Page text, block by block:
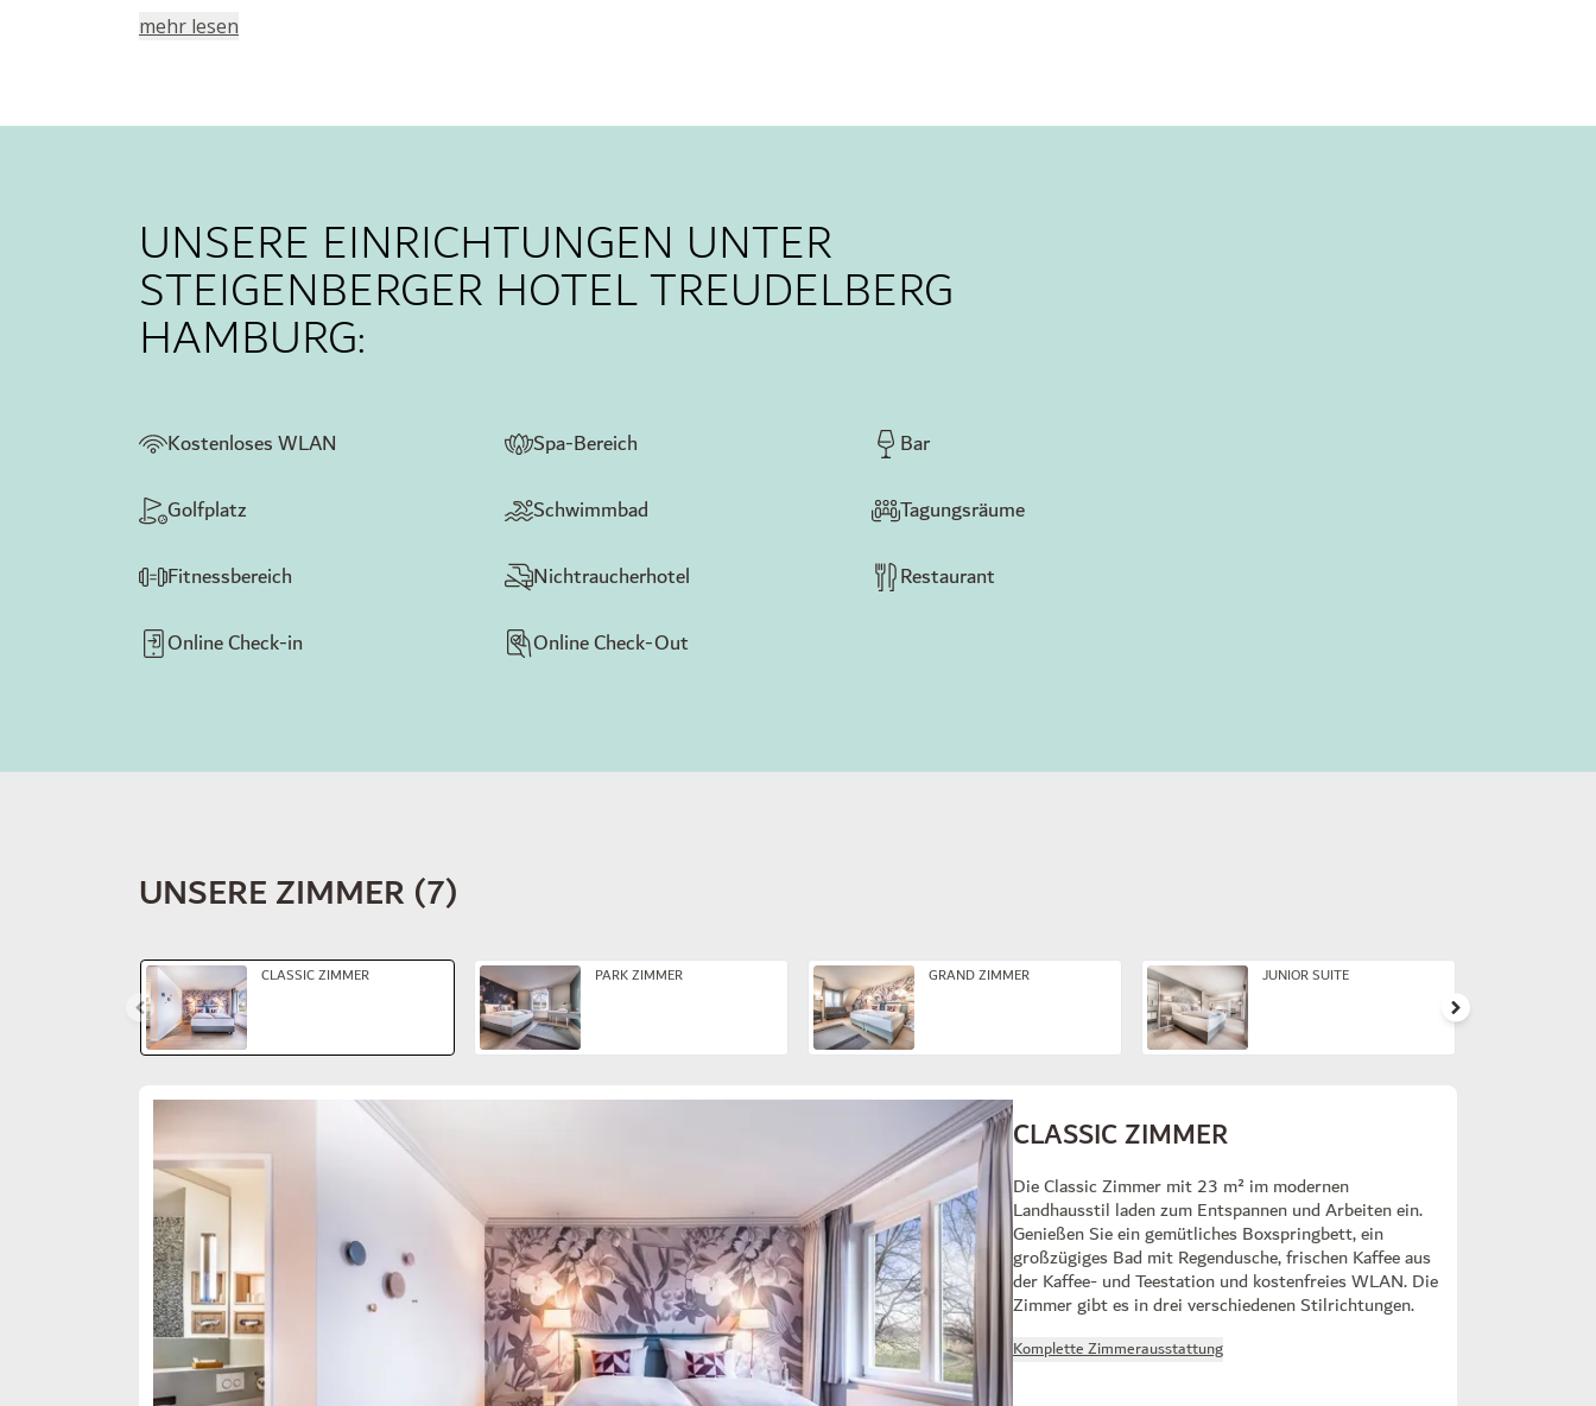
mehr lesen
UNSERE EINRICHTUNGEN UNTER
STEIGENBERGER HOTEL TREUDELBERG
HAMBURG:
Kostenloses WLAN Spa-Bereich
Bar
Golfplatz
Schwimmbad
Tagungsräume
Fitnessbereich
Nichtraucherhotel
Restaurant
Online Check-in
Online Check-Out
UNSERE ZIMMER(7)
Dia 1 von 4 CLASSIC ZIMMER PARK ZIMMER GRAND ZIMMER JUNIOR SUITE
CLASSIC ZIMMER
Die Classic Zimmer mit 23 m² im modernen
Landhausstil laden zum Entspannen und Arbeiten ein.
Genießen Sie ein gemütliches Boxspringbett, ein
großzügiges Bad mit Regendusche, frischen Kaffee aus
der Kaffee- und Teestation und kostenfreies WLAN. Die
Zimmer gibt es in drei verschiedenen Stilrichtungen.
Komplette Zimmerausstattung